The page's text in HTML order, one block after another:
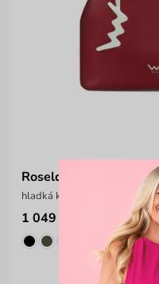
Roselda Red
hladká kabelka s ozdobným
1 049 Kč